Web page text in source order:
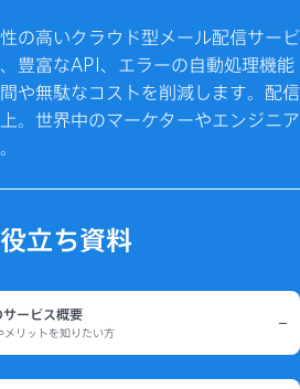
の高いクラウド型メール配信サービ
豊富なAPI、エラーの自動処理機能
や無駄なコストを削減します。配信
。世界中のマーケターやエンジニア
立ち資料
ービス概要
メリットを知りたい方